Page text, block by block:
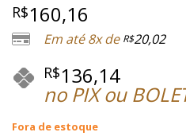
R$160,16
Em até 8x de R$20,02
R$136,14
no PIX ou
Fora de estoque